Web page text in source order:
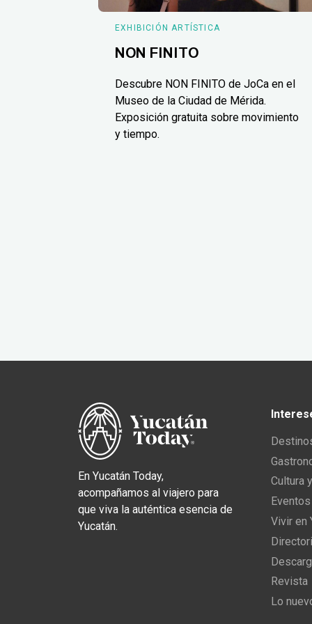
EXHIBICIÓN ARTÍSTICA
NON FINITO
Descubre NON FINITO de JoCa en el
Museo de la Ciudad de Mérida.
Exposición gratuita sobre movimiento
y tiempo.
En Yucatán Today,
acompañamos al viajero para
que viva la auténtica esencia de
Yucatán.
Cultura
Vivir en
Revista
Lo